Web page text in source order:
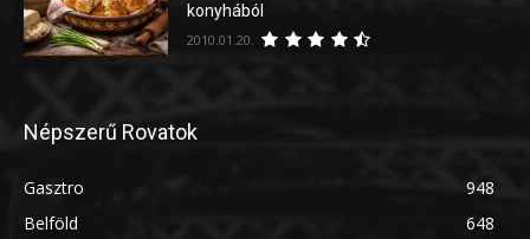
konyhából
2010.01.20.
Népszerű Rovatok
Gasztro
948
Belföld
648